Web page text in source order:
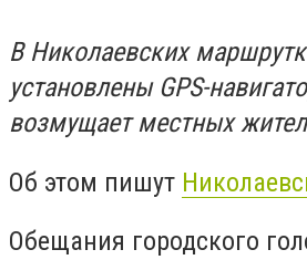
В Николаевских
установлены GPS-
возмущает местных
Об этом пишут
Обещания городского